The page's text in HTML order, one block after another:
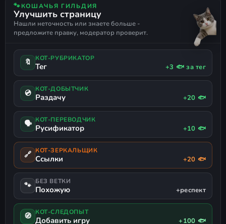
🐾КОШАЧЬЯ ГИЛЬДИЯ
Улучшить страницу
Нашли неточность или знаете больше -
предложите правку, модератор проверит.
🔖 КОТ-РУБРИКАТОР
Тег +3 🐟 за тег
💿 КОТ-ДОБЫТЧИК
Раздачу +20 🐟
🗣 КОТ-ПЕРЕВОДЧИК
Русификатор +10 🐟
🔗 КОТ-ЗЕРКАЛЬЩИК
Ссылки +20 🐟
🐾 БЕЗ ВЕТКИ
Похожую +респект
🧭 КОТ-СЛЕДОПЫТ
Добавить игру +100 🐟